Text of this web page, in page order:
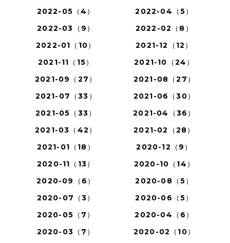
2022-05（4）
2022-04（5）
2022-03（9）
2022-02（8）
2022-01（10）
2021-12（12）
2021-11（15）
2021-10（24）
2021-09（27）
2021-08（27）
2021-07（33）
2021-06（30）
2021-05（33）
2021-04（36）
2021-03（42）
2021-02（28）
2021-01（18）
2020-12（9）
2020-11（13）
2020-10（14）
2020-09（6）
2020-08（5）
2020-07（3）
2020-06（5）
2020-05（7）
2020-04（6）
2020-03（7）
2020-02（10）